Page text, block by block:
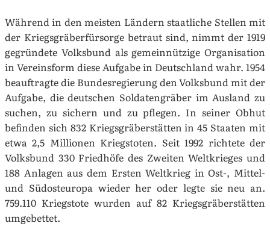
Während in den meisten Ländern staatliche Stellen mit
der Kriegsgräberfürsorge betraut sind, nimmt der 1919
gegründete Volksbund als gemeinnützige Organisation
in Vereinsform diese Aufgabe in Deutschland wahr. 1954
beauftragte die Bundesregierung den Volksbund mit der
Aufgabe, die deutschen Soldatengräber im Ausland zu
suchen, zu sichern und zu pflegen. In seiner Obhut
befinden sich 832 Kriegsgräberstätten in 45 Staaten mit
etwa 2,5 Millionen Kriegstoten. Seit 1992 richtete der
Volksbund 330 Friedhöfe des Zweiten Weltkrieges und
188 Anlagen aus dem Ersten Weltkrieg in Ost-, Mittel-
und Südosteuropa wieder her oder legte sie neu an.
759.110 Kriegstote wurden auf 82 Kriegsgräberstätten
umgebettet.